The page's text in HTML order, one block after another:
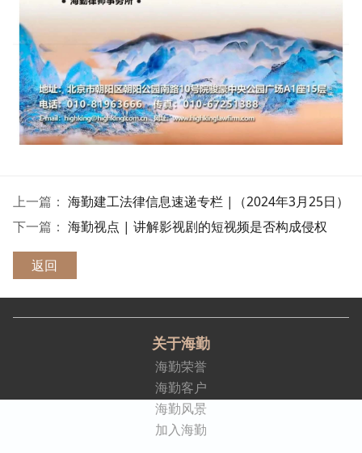
上一篇： 海勤建工法律信息速递专栏 |（2024年3月25日）
下一篇： 海勤视点 | 讲解影视剧的短视频是否构成侵权
返回
关于海勤
海勤荣誉
海勤客户
海勤风景
加入海勤